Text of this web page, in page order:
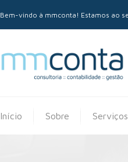
Bem-vindo à mmconta! Estamos ao
Início Sobre Serviços